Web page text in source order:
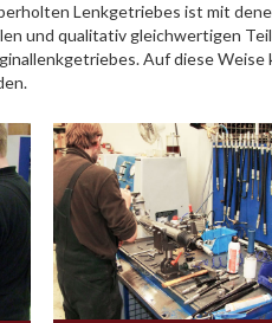
Lenkgetriebes ist mit
und qualitativ gleichwertigen
Auf diese Weise